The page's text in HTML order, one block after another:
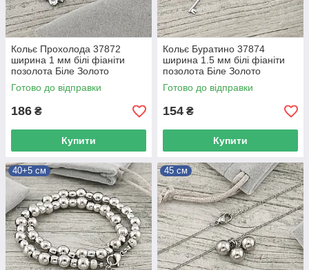
Кольє Прохолода 37872
ширина 1 мм білі фіаніти
позолота Біле Золото
довжина 40+5
Готово до відправки
186 ₴
Купити
Кольє Буратино 37874
ширина 1.5 мм білі фіаніти
позолота Біле Золото
довжина 44+5
Готово до відправки
154 ₴
Купити
40+5 см 45 см